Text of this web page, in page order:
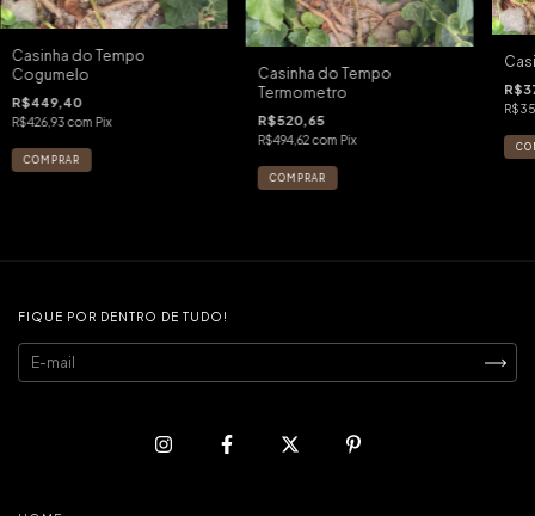
Casinha do Tempo
Cogumelo
R$449,40
R$426,93com Pix
Casinha do Tempo
Termometro
R$520,65
R$494,62com Pix
FIQUE POR DENTRO DE TUDO!